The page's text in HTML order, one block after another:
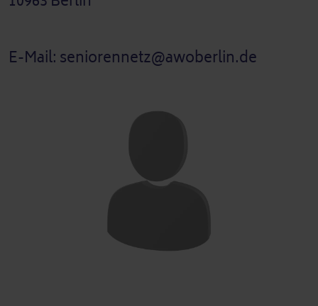
E-Mail: seniorennetz@awoberlin.de